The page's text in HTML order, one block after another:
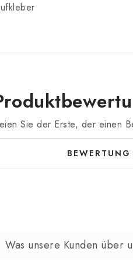
Sie der Erste, der einen